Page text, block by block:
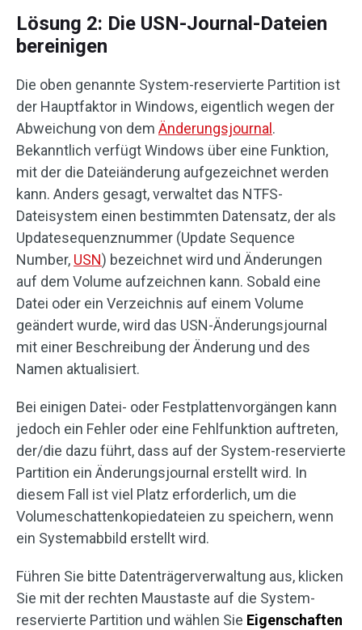
Lösung 2: Die USN-Journal-Dateien
bereinigen
Die oben genannte System-reservierte Partition ist
der Hauptfaktor in Windows, eigentlich wegen der
Abweichung von dem Änderungsjournal .
Bekanntlich verfügt Windows über eine Funktion,
mit der die Dateiänderung aufgezeichnet werden
kann. Anders gesagt, verwaltet das NTFS-
Dateisystem einen bestimmten Datensatz, der als
Updatesequenznummer (Update Sequence
Number, USN) bezeichnet wird und Änderungen
auf dem Volume aufzeichnen kann. Sobald eine
Datei oder ein Verzeichnis auf einem Volume
geändert wurde, wird das USN-Änderungsjournal
mit einer Beschreibung der Änderung und des
Namen aktualisiert.
Bei einigen Datei- oder Festplattenvorgängen kann
jedoch ein Fehler oder eine Fehlfunktion auftreten,
der/die dazu führt, dass auf der System-reservierte
Partition ein Änderungsjournal erstellt wird. In
diesem Fall ist viel Platz erforderlich, um die
Volumeschattenkopiedateien zu speichern, wenn
ein Systemabbild erstellt wird.
Führen Sie bitte Datenträgerverwaltung aus, klicken
Sie mit der rechten Maustaste auf die System-
reservierte Partition und wählen Sie Eigenschaften